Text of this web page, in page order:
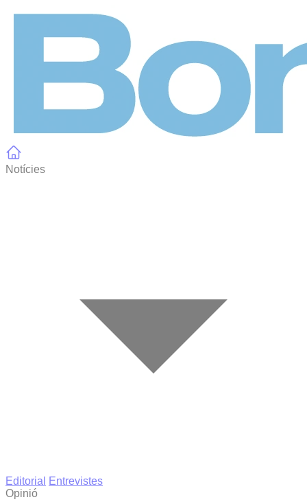
Notícies
Editorial
Entrevistes
Opinió